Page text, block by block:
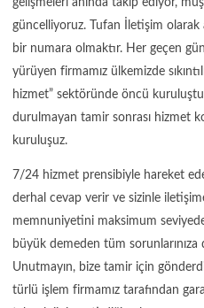
gelişmeleri anında takip ediyor,
güncelliyoruz. Tufan İletişim olarak
bir numara olmaktır. Her geçen
yürüyen firmamız ülkemizde
hizmet” sektöründe öncü
durulmayan tamir sonrası hizmet
kuruluşuz.
7/24 hizmet prensibiyle hareket
derhal cevap verir ve sizinle
memnuniyetini maksimum
büyük demeden tüm
Unutmayın, bize tamir için
türlü işlem firmamız tarafından